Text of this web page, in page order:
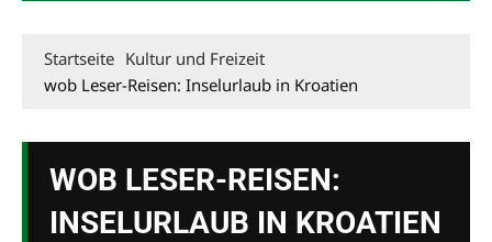
Startseite Kultur und Freizeit
wob Leser-Reisen: Inselurlaub in Kroatien
WOB LESER-REISEN:
INSELURLAUB IN KROATIEN